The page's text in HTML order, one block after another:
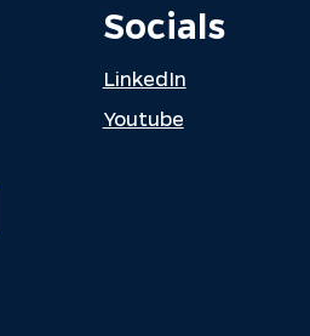
Socials
LinkedIn
Youtube